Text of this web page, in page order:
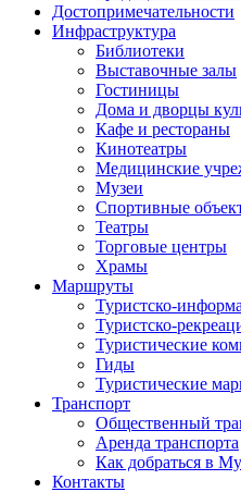
Достопримечательности
Инфраструктура
Библиотеки
Выставочные залы
Гостиницы
Дома и дворцы
Кафе и рестораны
Кинотеатры
Медицинские
Музеи
Спортивные
Театры
Торговые центры
Храмы
Маршруты
Туристско-
Туристско-
Туристические
Гиды
Туристические
Транспорт
Общественный
Аренда транспорта
Как добраться в
Контакты